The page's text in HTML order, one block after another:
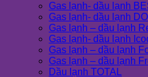
Gas lạnh- dầu lạnh
Gas lạnh- dầu lạnh
Gas lạnh – dầu lạnh
Gas lạnh- dầu lạnh
Gas lạnh – dầu lạnh
Gas lạnh – dầu lạnh
Dầu lạnh TOTAL